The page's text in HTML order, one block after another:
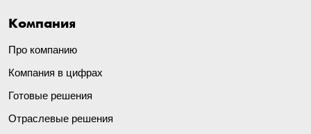
Компания
Про компанию
Компания в цифрах
Готовые решения
Отраслевые решения